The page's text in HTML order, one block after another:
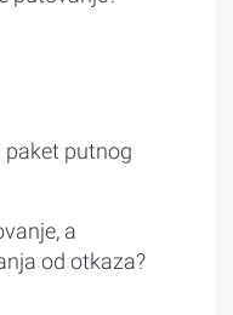
putnog
a
od otkaza?